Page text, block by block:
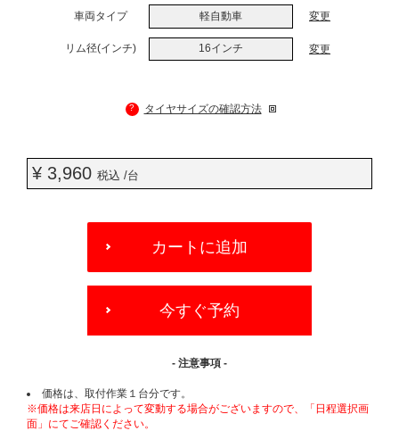
車両タイプ 軽自動車 変更
リム径(インチ) 16インチ 変更
? タイヤサイズの確認方法
¥ 3,960 税込 /台
OPTIONS
カートに追加
今すぐ予約
- 注意事項 -
価格は、取付作業１台分です。
※価格は来店日によって変動する場合がございますので、「日程選択画
面」にてご確認ください。